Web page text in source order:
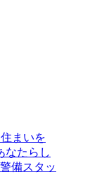
まいを
なたらし
備スタッ